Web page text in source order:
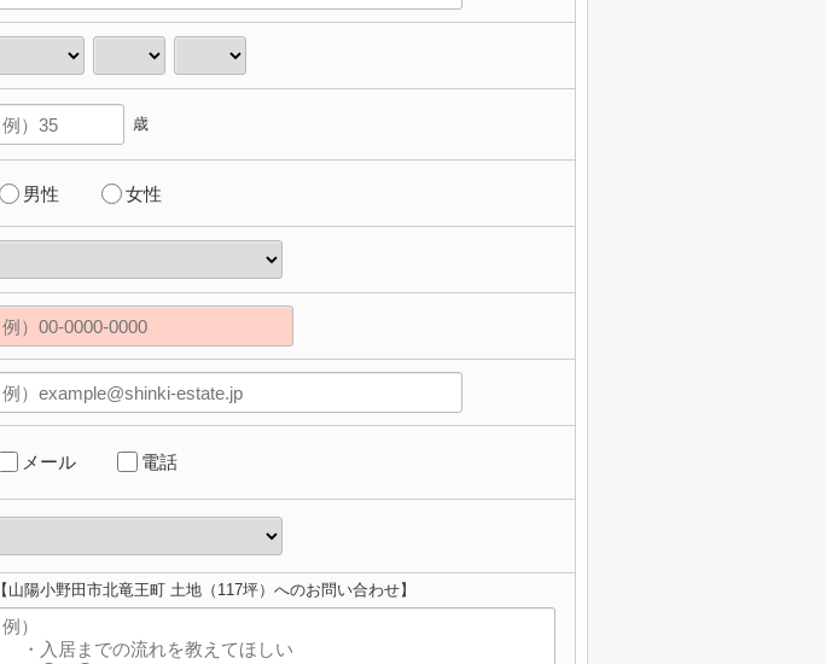
歳
男性 女性
メール 電話
【山陽小野田市北竜王町 土地（117坪）へのお問い合わせ】